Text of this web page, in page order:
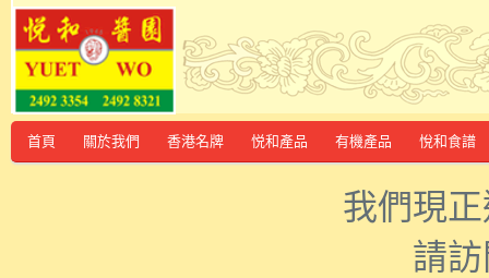
首頁 關於我們 香港名牌 悦和產品 有機產品 悅和食譜
我們現
請